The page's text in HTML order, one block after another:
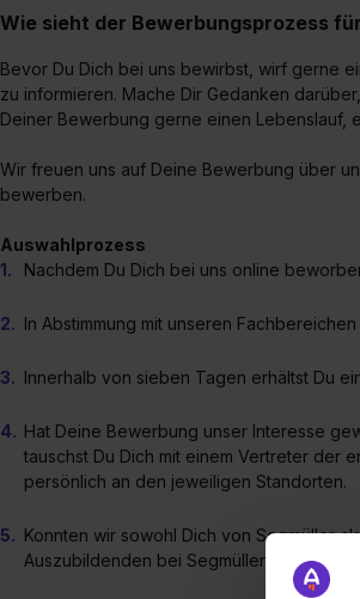
Wie sieht der Bewerbungsprozess
Bevor Du Dich bei uns bewirbst, wirf gerne
zu informieren. Mache Dir Gedanken
Deiner Bewerbung gerne einen Lebenslauf,
Wir freuen uns auf Deine Bewerbung über
bewerben.
Auswahlprozess
Nachdem Du Dich bei uns online
In Abstimmung mit unseren
Innerhalb von sieben Tagen erhältst Du
Hat Deine Bewerbung unser Interesse
tauschst Du Dich mit einem Vertreter der
persönlich an den jeweiligen Standorten.
Konnten wir sowohl Dich von Segmüller
Auszubildenden bei Segmüller willkommen